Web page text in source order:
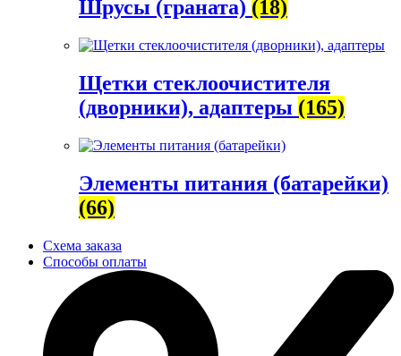
Шрусы (граната) (18)
Щетки стеклоочистителя
(дворники), адаптеры (165)
Элементы питания (батарейки)
(66)
Схема заказа
Способы оплаты